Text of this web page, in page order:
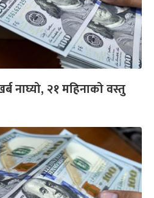
नाघ्यो, २१ महिनाको वस्तु